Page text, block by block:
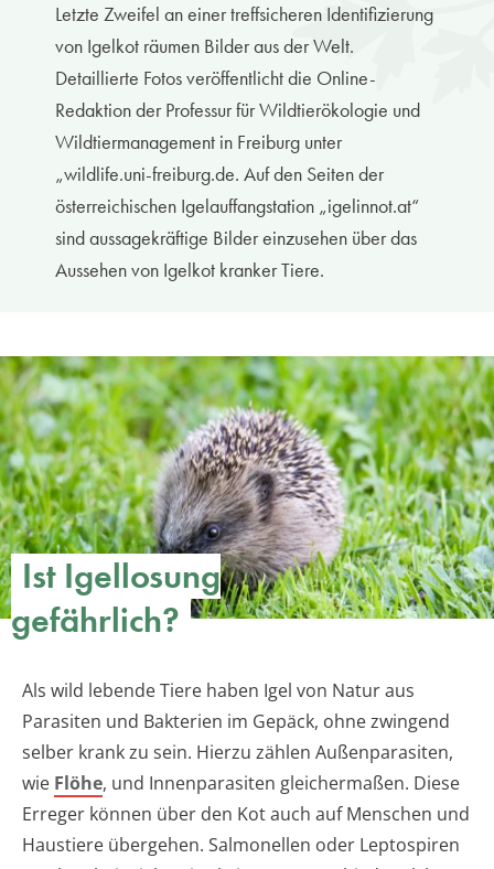
Letzte Zweifel an einer treffsicheren Identifizierung
von Igelkot räumen Bilder aus der Welt.
Detaillierte Fotos veröffentlicht die Online-
Redaktion der Professur für Wildtierökologie und
Wildtiermanagement in Freiburg unter
„wildlife.uni-freiburg.de. Auf den Seiten der
österreichischen Igelauffangstation „igelinnot.at“
sind aussagekräftige Bilder einzusehen über das
Aussehen von Igelkot kranker Tiere.
Ist Igellosung
gefährlich?
Als wild lebende Tiere haben Igel von Natur aus
Parasiten und Bakterien im Gepäck, ohne zwingend
selber krank zu sein. Hierzu zählen Außenparasiten,
wie Flöhe, und Innenparasiten gleichermaßen. Diese
Erreger können über den Kot auch auf Menschen und
Haustiere übergehen. Salmonellen oder Leptospiren